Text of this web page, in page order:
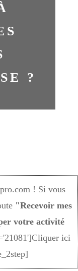
?
! Si vous
"Recevoir mes
votre activité
ici